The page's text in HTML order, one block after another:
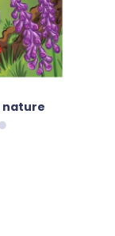
nature